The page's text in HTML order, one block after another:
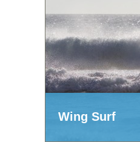
Wing Surf